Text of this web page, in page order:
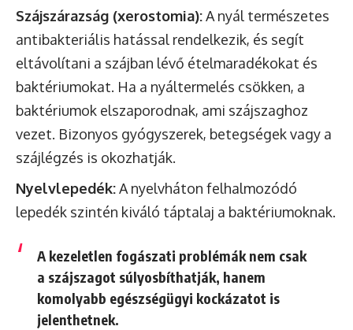
Szájszárazság (xerostomia):A nyál természetes
antibakteriális hatással rendelkezik, és segít
eltávolítani a szájban lévő ételmaradékokat és
baktériumokat. Ha a nyáltermelés csökken, a
baktériumok elszaporodnak, ami szájszaghoz
vezet. Bizonyos gyógyszerek, betegségek vagy a
szájlégzés is okozhatják.
Nyelvlepedék:A nyelvháton felhalmozódó
lepedék szintén kiváló táptalaj a baktériumoknak.
A kezeletlen fogászati problémák nem csak
a szájszagot súlyosbíthatják, hanem
komolyabb egészségügyi kockázatot is
jelenthetnek.